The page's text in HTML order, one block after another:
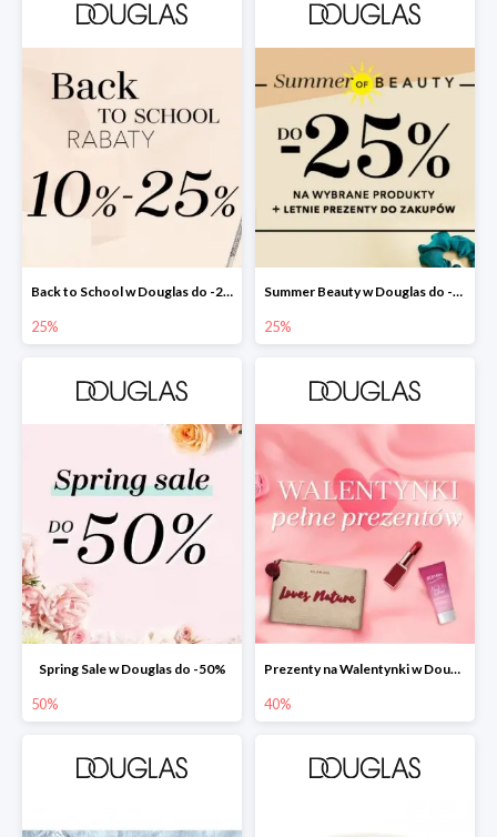
Back to School w Douglas do -25%
25%
Summer Beauty w Douglas do -25%
25%
Spring Sale w Douglas do -50%
50%
Prezenty na Walentynki w Douglas do -40%
40%